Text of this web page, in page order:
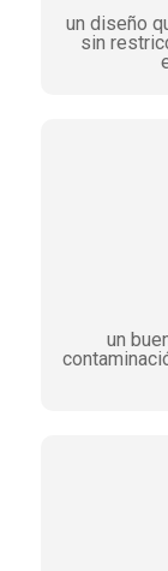
un diseño
sin
un